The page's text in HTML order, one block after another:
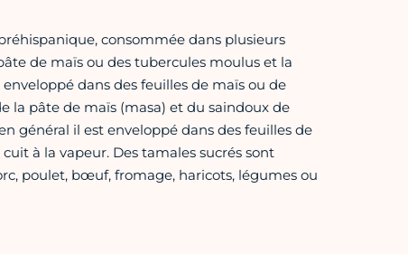
consommée dans plusieurs
de maïs ou des tubercules moulus et la
dans des feuilles de maïs ou de
la pâte de maïs (masa) et du saindoux de
général il est enveloppé dans des feuilles de
à la vapeur. Des tamales sucrés sont
poulet, bœuf, fromage, haricots, légumes ou